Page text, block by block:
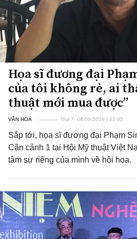
Họa sĩ đương đại
của tôi không rẻ, ai
thuật mới mua được”
VĂN HOÁ Thứ 7, 08/06/2019 | 15:05
Sắp tới, họa sĩ đương đại Phạm
Cận cảnh 1 tại Hội Mỹ thuật Việt
tâm sự riêng của mình về hội họa.